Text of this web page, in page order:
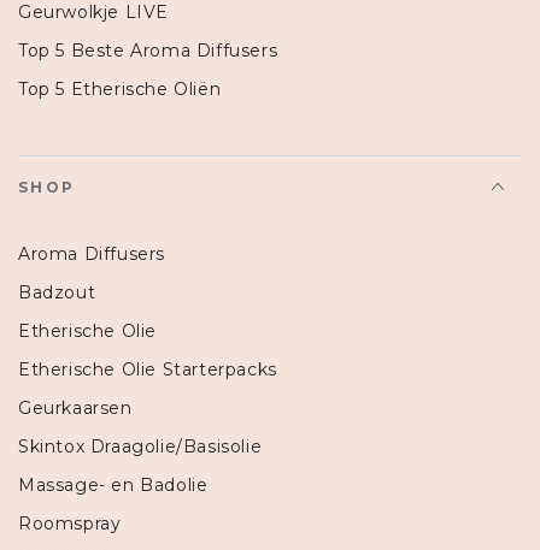
Geurwolkje LIVE
Top 5 Beste Aroma Diffusers
Top 5 Etherische Oliën
SHOP
Aroma Diffusers
Badzout
Etherische Olie
Etherische Olie Starterpacks
Geurkaarsen
Skintox Draagolie/Basisolie
Massage- en Badolie
Roomspray